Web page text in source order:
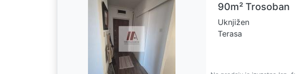
90m² Trosoban
Uknjižen
Terasa